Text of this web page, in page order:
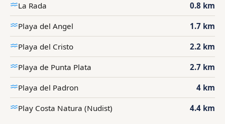
La Rada 0.8 km
Playa del Angel 1.7 km
Playa del Cristo 2.2 km
Playa de Punta Plata 2.7 km
Playa del Padron 4 km
Play Costa Natura (Nudist) 4.4 km